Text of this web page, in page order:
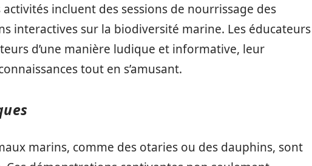
activités incluent des sessions de nourrissage des
interactives sur la biodiversité marine. Les éducateurs
d’une manière ludique et informative, leur
tout en s’amusant.
marins, comme des otaries ou des dauphins, sont